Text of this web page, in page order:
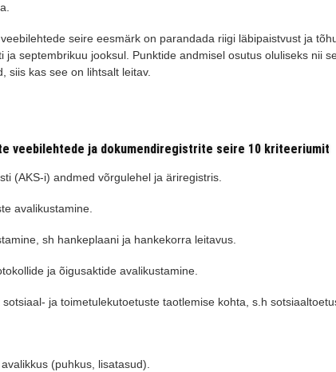
seire eesmärk on parandada riigi läbipaistvust ja
ja septembrikuu jooksul. Punktide andmisel osutus oluliseks nii
siis kas see on lihtsalt leitav.
veebilehtede ja dokumendiregistrite seire 10 kriteeriumit
(AKS-i) andmed võrgulehel ja äriregistris.
avalikustamine.
sh hankeplaani ja hankekorra leitavus.
ja õigusaktide avalikustamine.
ja toimetulekutoetuste taotlemise kohta, s.h
(puhkus, lisatasud).